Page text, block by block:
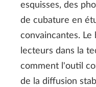
esquisses, des
de cubature en
convaincantes.
lecteurs dans la
comment l'outil
de la diffusion